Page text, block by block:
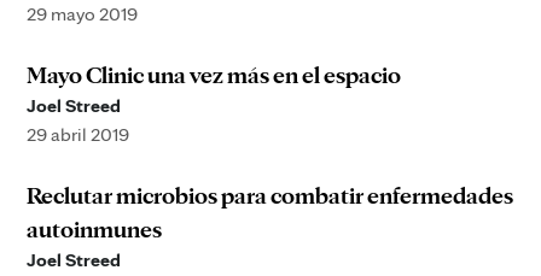
29 mayo 2019
Mayo Clinic una vez más en el espacio
Joel Streed
29 abril 2019
Reclutar microbios para combatir enfermedades
autoinmunes
Joel Streed